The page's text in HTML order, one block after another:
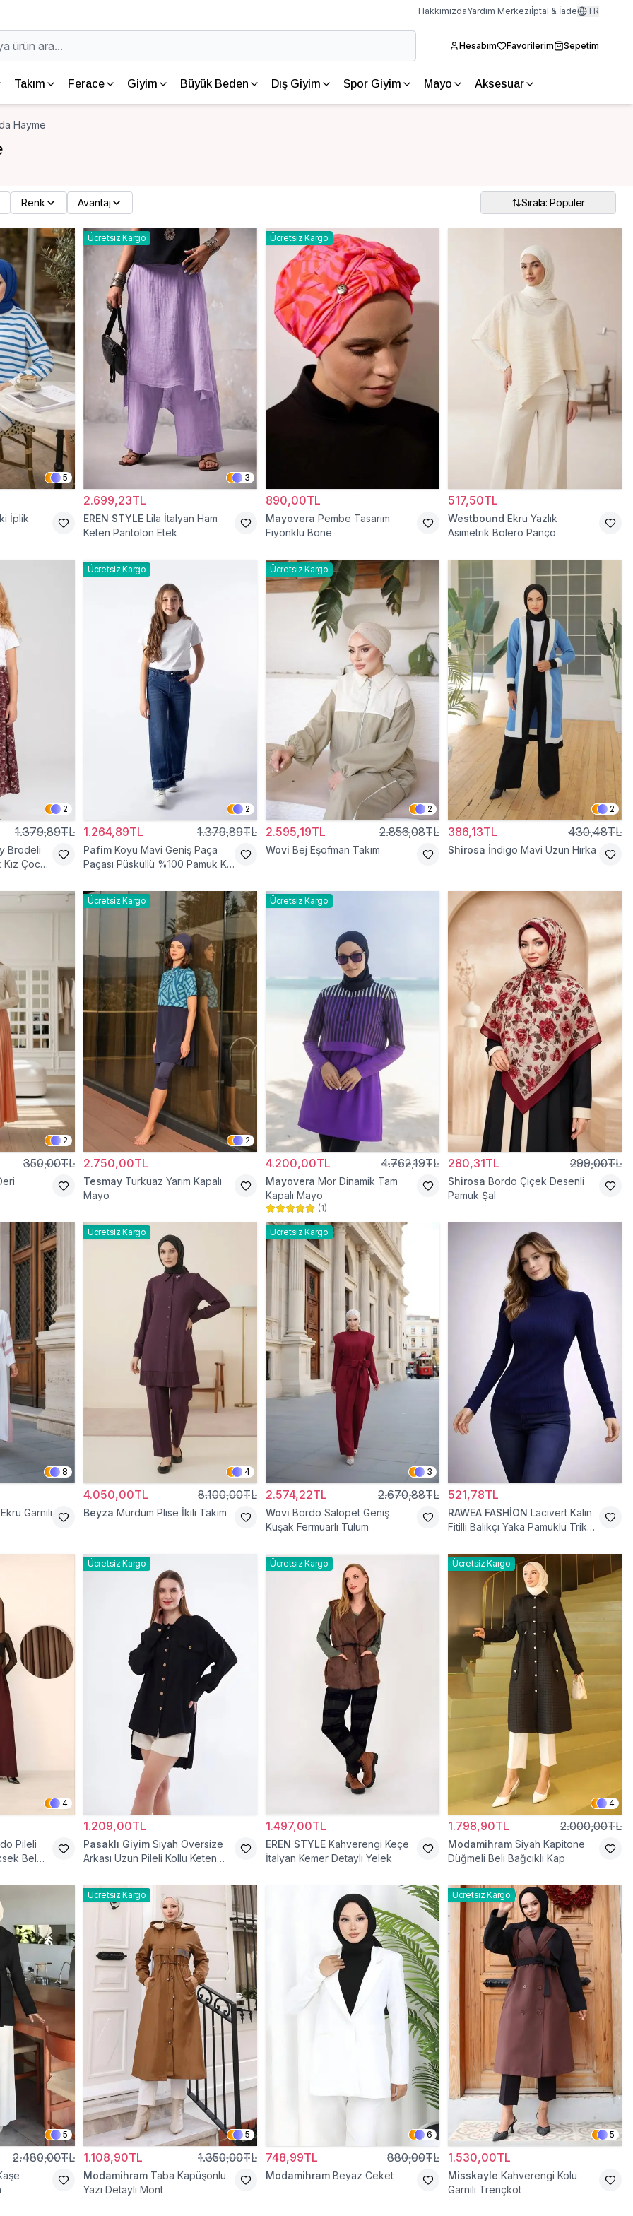
HakkımızdaYardım Merkeziİptal & İade TR
Hesabım Favorilerim Sepetim
Takım Ferace Giyim Büyük Beden Dış Giyim Spor Giyim Mayo Aksesuar
Hayme
Renk Avantaj Sırala: Popüler
5
İplik
Ücretsiz Kargo
3
2.699,23TL
EREN STYLE Lila İtalyan Ham
Keten Pantolon Etek
Ücretsiz Kargo
890,00TL
Mayovera Pembe Tasarım
Fiyonklu Bone
517,50TL
Westbound Ekru Yazlık
Asimetrik Bolero Panço
2
1.379,89TL
Brodeli
Çocuk
Ücretsiz Kargo
2
1.264,89TL 1.379,89TL
Pafim Koyu Mavi Geniş Paça
Paçası Püsküllü %100 Pamuk Kız
Ücretsiz Kargo
2
2.595,19TL 2.856,08TL
Wovi Bej Eşofman Takım
2
386,13TL 430,48TL
Shirosa İndigo Mavi Uzun Hırka
2
350,00TL
Ücretsiz Kargo
2
2.750,00TL
Tesmay Turkuaz Yarım Kapalı
Mayo
Ücretsiz Kargo
4.200,00TL 4.762,19TL
Mayovera Mor Dinamik Tam
Kapalı Mayo
(1)
280,31TL 299,00TL
Shirosa Bordo Çiçek Desenli
Pamuk Şal
8
Garnili
Ücretsiz Kargo
4
4.050,00TL 8.100,00TL
Beyza Mürdüm Plise İkili Takım
Ücretsiz Kargo
3
2.574,22TL 2.670,88TL
Wovi Bordo Salopet Geniş
Kuşak Fermuarlı Tulum
521,78TL
RAWEA FASHİON Lacivert Kalın
Fitilli Balıkçı Yaka Pamuklu Triko
4
Pileli
Bel
Ücretsiz Kargo
1.209,00TL
Pasaklı Giyim Siyah Oversize
Arkası Uzun Pileli Kollu Keten
Ücretsiz Kargo
1.497,00TL
EREN STYLE Kahverengi Keçe
İtalyan Kemer Detaylı Yelek
Ücretsiz Kargo
4
1.798,90TL 2.000,00TL
Modamihram Siyah Kapitone
Düğmeli Beli Bağcıklı Kap
5
2.480,00TL
Ücretsiz Kargo
5
1.108,90TL 1.350,00TL
Modamihram Taba Kapüşonlu
Yazı Detaylı Mont
6
748,99TL 880,00TL
Modamihram Beyaz Ceket
Ücretsiz Kargo
5
1.530,00TL
Misskayle Kahverengi Kolu
Garnili Trençkot